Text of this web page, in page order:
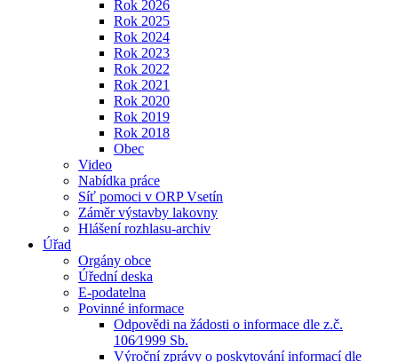
Rok 2026
Rok 2025
Rok 2024
Rok 2023
Rok 2022
Rok 2021
Rok 2020
Rok 2019
Rok 2018
Obec
Video
Nabídka práce
Síť pomoci v ORP Vsetín
Záměr výstavby lakovny
Hlášení rozhlasu-archiv
Úřad
Orgány obce
Úřední deska
E-podatelna
Povinné informace
Odpovědi na žádosti o informace dle z.č.
106⁄1999 Sb.
Výroční zprávy o poskytování informací dle